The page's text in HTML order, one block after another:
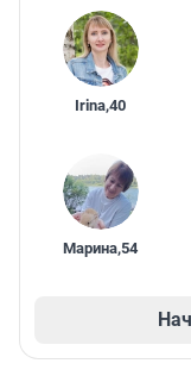
Irina,40
Марина,54